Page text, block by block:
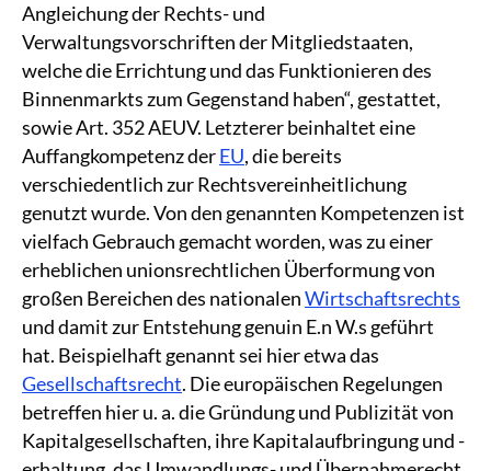
Angleichung der Rechts- und
Verwaltungsvorschriften der Mitgliedstaaten,
welche die Errichtung und das Funktionieren des
Binnenmarkts zum Gegenstand haben“, gestattet,
sowie Art. 352 AEUV. Letzterer beinhaltet eine
Auffangkompetenz derEU, die bereits
verschiedentlich zur Rechtsvereinheitlichung
genutzt wurde. Von den genannten Kompetenzen ist
vielfach Gebrauch gemacht worden, was zu einer
erheblichen unionsrechtlichen Überformung von
großen Bereichen des nationalenWirtschaftsrechts
und damit zur Entstehung genuin E.n W.s geführt
hat. Beispielhaft genannt sei hier etwa das
Gesellschaftsrecht. Die europäischen Regelungen
betreffen hier u. a. die Gründung und Publizität von
Kapitalgesellschaften, ihre Kapitalaufbringung und -